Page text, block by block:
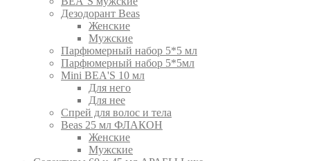
Дезодорант Beas
Женские
Мужские
Парфюмерный набор 5*5 мл
Парфюмерный набор 5*5мл
Mini BEA'S 10 мл
Для него
Для нее
Спрей для волос и тела
Beas 25 мл ФЛАКОН
Женские
Мужские